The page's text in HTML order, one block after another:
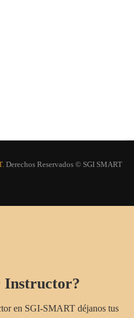
Derechos Reservados © SGI SMART
Instructor?
en SGI-SMART déjanos tus